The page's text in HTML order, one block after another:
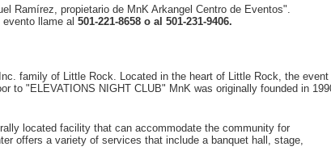
Ramírez, propietario de MnK Arkangel Centro de Eventos".
llame al 501-221-8658 o al 501-231-9406.
family of Little Rock. Located in the heart of Little Rock, the event
to "ELEVATIONS NIGHT CLUB" MnK was originally founded in
located facility that can accommodate the community for
offers a variety of services that include a banquet hall, stage,